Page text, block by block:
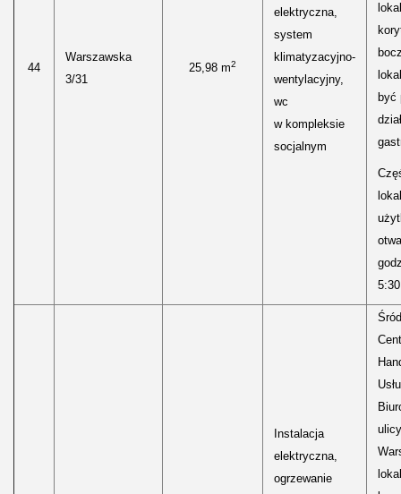
44
Warszawska
3/31
25,98 m2
elektryczna,
system
klimatyzacyjno-
wentylacyjny,
wc
w kompleksie
socjalnym
być
Instalacja
elektryczna,
ogrzewanie
ulicy